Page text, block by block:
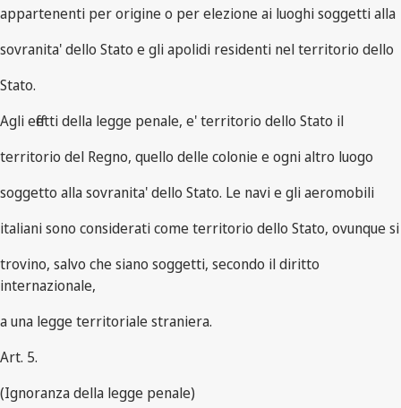
appartenenti per origine o per elezione ai luoghi soggetti alla
sovranita' dello Stato e gli apolidi residenti nel territorio dello
Stato.
Agli effetti della legge penale, e' territorio dello Stato il
territorio del Regno, quello delle colonie e ogni altro luogo
soggetto alla sovranita' dello Stato. Le navi e gli aeromobili
italiani sono considerati come territorio dello Stato, ovunque si
trovino, salvo che siano soggetti, secondo il diritto
internazionale,
a una legge territoriale straniera.
Art. 5.
(Ignoranza della legge penale)